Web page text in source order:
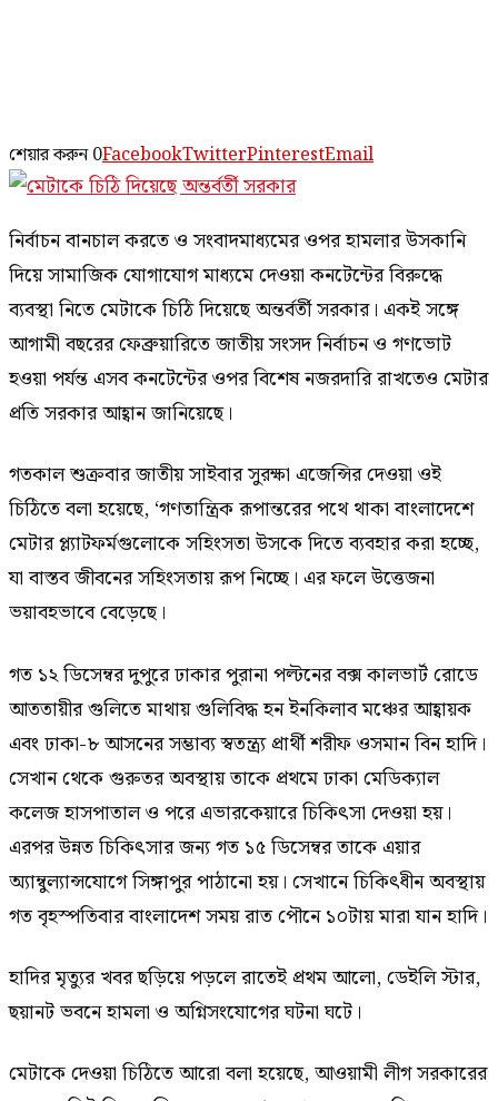
শেয়ার করুন 0FacebookTwitterPinterestEmail
নির্বাচন বানচাল করতে ও সংবাদমাধ্যমের ওপর হামলার উসকানি
দিয়ে সামাজিক যোগাযোগ মাধ্যমে দেওয়া কনটেন্টের বিরুদ্ধে
ব্যবস্থা নিতে মেটাকে চিঠি দিয়েছে অন্তর্বর্তী সরকার। একই সঙ্গে
আগামী বছরের ফেব্রুয়ারিতে জাতীয় সংসদ নির্বাচন ও গণভোট
হওয়া পর্যন্ত এসব কনটেন্টের ওপর বিশেষ নজরদারি রাখতেও মেটার
প্রতি সরকার আহ্বান জানিয়েছে।
গতকাল শুক্রবার জাতীয় সাইবার সুরক্ষা এজেন্সির দেওয়া ওই
চিঠিতে বলা হয়েছে, ‘গণতান্ত্রিক রূপান্তরের পথে থাকা বাংলাদেশে
মেটার প্ল্যাটফর্মগুলোকে সহিংসতা উসকে দিতে ব্যবহার করা হচ্ছে,
যা বাস্তব জীবনের সহিংসতায় রূপ নিচ্ছে। এর ফলে উত্তেজনা
ভয়াবহভাবে বেড়েছে।
গত ১২ ডিসেম্বর দুপুরে ঢাকার পুরানা পল্টনের বক্স কালভার্ট রোডে
আততায়ীর গুলিতে মাথায় গুলিবিদ্ধ হন ইনকিলাব মঞ্চের আহ্বায়ক
এবং ঢাকা-৮ আসনের সম্ভাব্য স্বতন্ত্র্য প্রার্থী শরীফ ওসমান বিন হাদি।
সেখান থেকে গুরুতর অবস্থায় তাকে প্রথমে ঢাকা মেডিক্যাল
কলেজ হাসপাতাল ও পরে এভারকেয়ারে চিকিৎসা দেওয়া হয়।
এরপর উন্নত চিকিৎসার জন্য গত ১৫ ডিসেম্বর তাকে এয়ার
অ্যাম্বুল্যান্সযোগে সিঙ্গাপুর পাঠানো হয়। সেখানে চিকিৎধীন অবস্থায়
গত বৃহস্পতিবার বাংলাদেশ সময় রাত পৌনে ১০টায় মারা যান হাদি।
হাদির মৃত্যুর খবর ছড়িয়ে পড়লে রাতেই প্রথম আলো, ডেইলি স্টার,
ছয়ানট ভবনে হামলা ও অগ্নিসংযোগের ঘটনা ঘটে।
মেটাকে দেওয়া চিঠিতে আরো বলা হয়েছে, আওয়ামী লীগ সরকারের